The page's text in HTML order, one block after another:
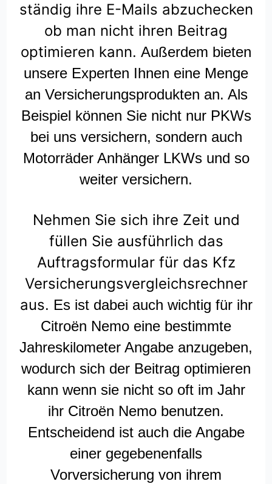
ständig ihre E-Mails abzuchecken
ob man nicht ihren Beitrag
optimieren kann. Außerdem bieten
unsere Experten Ihnen eine Menge
an Versicherungsprodukten an. Als
Beispiel können Sie nicht nur PKWs
bei uns versichern, sondern auch
Motorräder Anhänger LKWs und so
weiter versichern.
Nehmen Sie sich ihre Zeit und
füllen Sie ausführlich das
Auftragsformular für das Kfz
Versicherungsvergleichsrechner
aus. Es ist dabei auch wichtig für ihr
Citroën Nemo eine bestimmte
Jahreskilometer Angabe anzugeben,
wodurch sich der Beitrag optimieren
kann wenn sie nicht so oft im Jahr
ihr Citroën Nemo benutzen.
Entscheidend ist auch die Angabe
einer gegebenenfalls
Vorversicherung von ihrem